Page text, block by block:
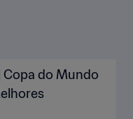
Copa do Mundo